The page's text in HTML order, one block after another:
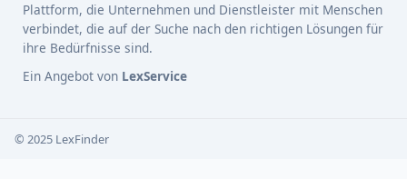
Plattform, die Unternehmen und Dienstleister mit Menschen
verbindet, die auf der Suche nach den richtigen Lösungen für
ihre Bedürfnisse sind.
Ein Angebot von LexService
© 2025 LexFinder